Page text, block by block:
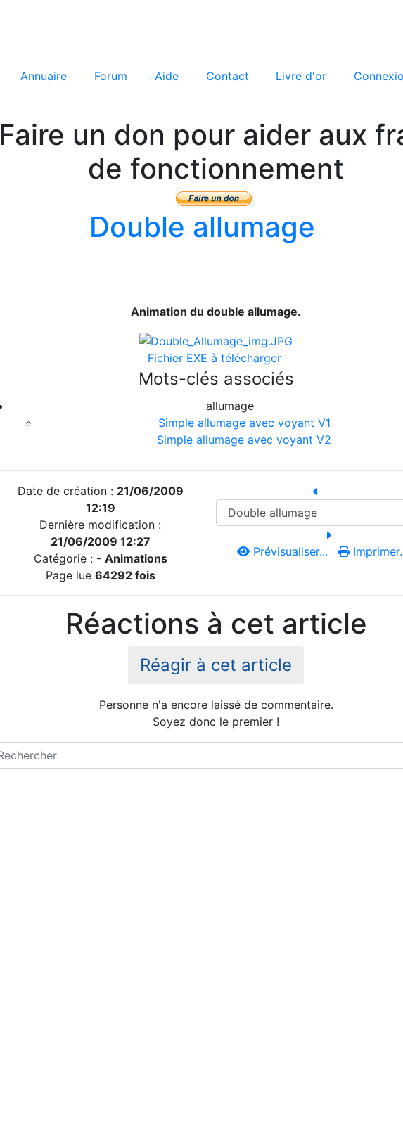
Annuaire Forum Aide Contact Livre d'or
Faire un don pour aider aux
de fonctionnement
Double allumage
Animation du double allumage.
Fichier EXE à télécharger
Mots-clés associés
allumage
Simple allumage avec voyant V1
Simple allumage avec voyant V2
Date de création : 21/06/2009
12:19
Dernière modification :
21/06/2009 12:27
Catégorie : - Animations
Page lue 64292 fois
Prévisualiser...
Réactions à cet article
Réagir à cet article
Personne n'a encore laissé de commentaire.
Soyez donc le premier !